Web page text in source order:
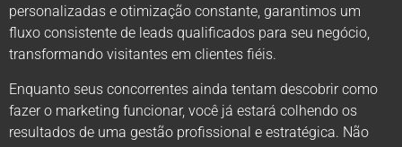
personalizadas e otimização constante, garantimos um
fluxo consistente de leads qualificados para seu negócio,
transformando visitantes em clientes fiéis.
Enquanto seus concorrentes ainda tentam descobrir como
fazer o marketing funcionar, você já estará colhendo os
resultados de uma gestão profissional e estratégica. Não